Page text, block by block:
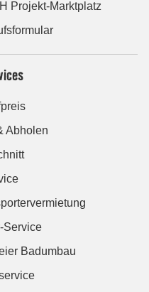
Projekt-Marktplatz
Abholen
Service
Badumbau